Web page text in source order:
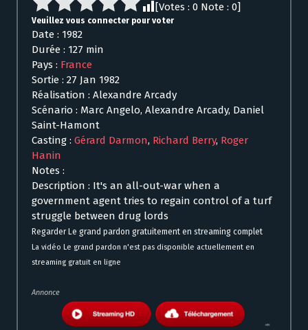
[Votes : 0 Note : 0]
Veuillez vous connecter pour voter
Date : 1982
Durée : 127 min
Pays : France
Sortie : 27 Jan 1982
Réalisation : Alexandre Arcady
Scénario : Marc Angelo, Alexandre Arcady, Daniel
Saint-Hamont
Casting : Gérard Darmon, Richard Berry, Roger
Hanin
Notes :
Description : It's an all-out-war when a
government agent tries to regain control of a turf
struggle between drug lords
Regarder Le grand pardon gratuitement en streaming complet
La vidéo Le grand pardon n'est pas disponible actuellement en
streaming gratuit en ligne
Annonce